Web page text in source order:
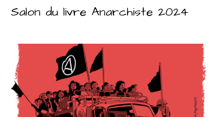
Salon du livre Anarchiste 2024